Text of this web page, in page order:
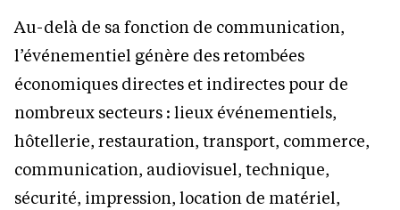
Au-delà de sa fonction de communication,
l’événementiel génère des retombées
économiques directes et indirectes pour de
nombreux secteurs : lieux événementiels,
hôtellerie, restauration, transport, commerce,
communication, audiovisuel, technique,
sécurité, impression, location de matériel,